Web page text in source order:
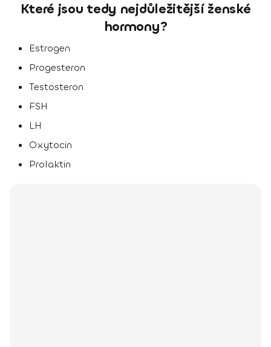
Které jsou tedy nejdůležitější ženské
hormony?
Estrogen
Progesteron
Testosteron
FSH
LH
Oxytocin
Prolaktin